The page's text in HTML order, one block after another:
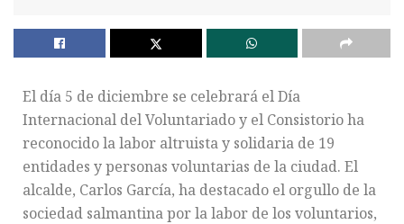
El día 5 de diciembre se celebrará el Día
Internacional del Voluntariado y el Consistorio ha
reconocido la labor altruista y solidaria de 19
entidades y personas voluntarias de la ciudad. El
alcalde, Carlos García, ha destacado el orgullo de la
sociedad salmantina por la labor de los voluntarios,